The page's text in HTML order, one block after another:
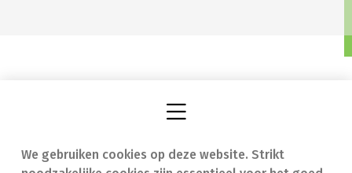
We gebruiken cookies op deze website. Strikt
Vind een apotheek In geval van nood